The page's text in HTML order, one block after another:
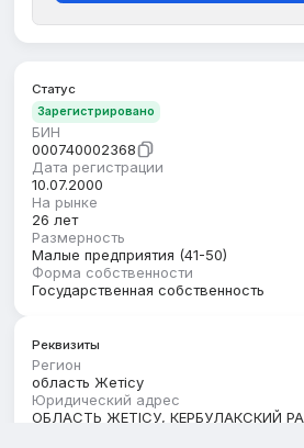
Статус
Зарегистрировано
БИН
000740002368
Дата регистрации
10.07.2000
На рынке
26 лет
Размерность
Малые предприятия (41-50)
Форма собственности
Государственная собственность
Реквизиты
Регион
область Жетісу
Юридический адрес
ОБЛАСТЬ ЖЕТІСУ, КЕРБУЛАКСКИЙ